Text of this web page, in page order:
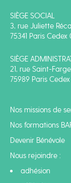
SIÈGE SOCIAL
3, rue Juliette
75341 Paris Cedex
SIÈGE
21, rue Saint-
75989 Paris
Nos missions de
Nos formations
Devenir Bénévole
Nous rejoindre :
adhésion